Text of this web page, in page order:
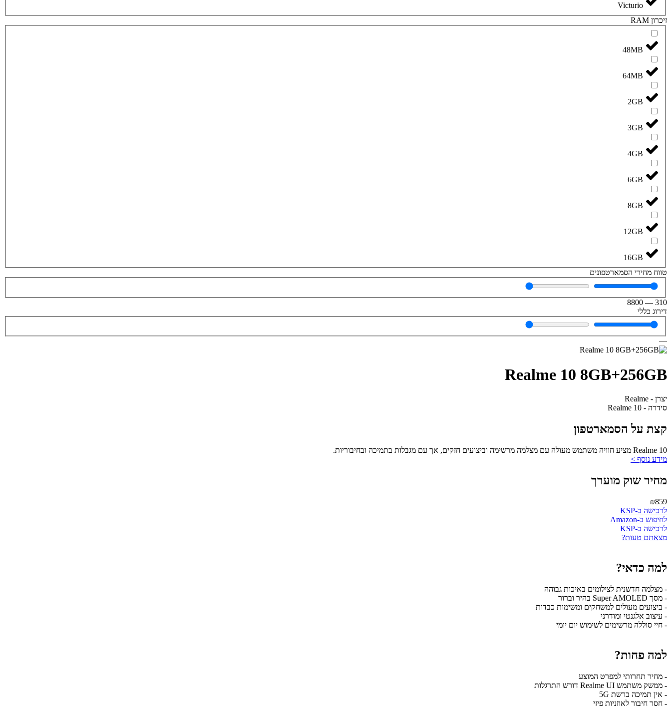
Victurio
זיכרון RAM
48MB
64MB
2GB
3GB
4GB
6GB
8GB
12GB
16GB
טווח מחירי הסמארטפונים
310
—
8800
דירוג כללי
—
Realme 10 8GB+256GB
יצרן - Realme
סידרה - Realme 10
קצת על הסמארטפון
Realme 10 מציע חוויה משתמש מעולה עם מצלמה מרשימה וביצועים חזקים, אך עם מגבלות בתמיכה ובחיבוריות.
מידע נוסף >
מחיר שוק מוערך
₪859
לרכישה ב-KSP
לחיפוש ב-Amazon
לרכישה ב-KSP
מצאתם טעות?
למה כדאי?
- מצלמה חדשנית לצילומים באיכות גבוהה
- מסך Super AMOLED בהיר וברור
- ביצועים מעולים למשחקים ומשימות כבדות
- עיצוב אלגנטי ומודרני
- חיי סוללה מרשימים לשימוש יום יומי
למה פחות?
- מחיר תחרותי למפרט המוצע
- ממשק משתמש Realme UI דורש התרגלות
- אין תמיכה ברשת 5G
- חסר חיבור לאוזניות פיזי